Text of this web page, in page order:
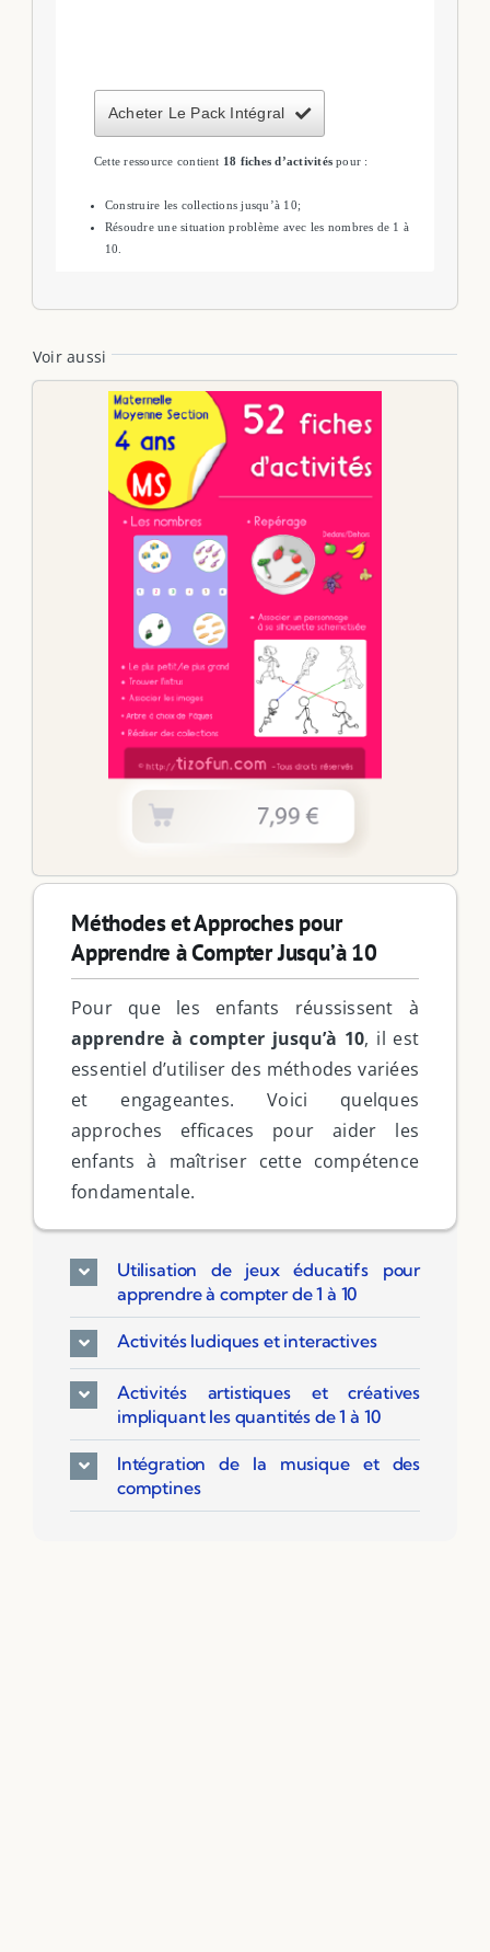
Acheter Le Pack Intégral
Cette ressource contient 18 fiches d’activités pour :
Construire les collections jusqu’à 10;
Résoudre une situation problème avec les nombres de 1 à
10.
Voir aussi
Méthodes et Approches pour
Apprendre à Compter Jusqu’à 10
Pour que les enfants réussissent à
apprendre à compter jusqu’à 10, il est
essentiel d’utiliser des méthodes variées
et engageantes. Voici quelques
approches efficaces pour aider les
enfants à maîtriser cette compétence
fondamentale.
Utilisation de jeux éducatifs pour
apprendre à compter de 1 à 10
Activités ludiques et interactives
Activités artistiques et créatives
impliquant les quantités de 1 à 10
Intégration de la musique et des
comptines